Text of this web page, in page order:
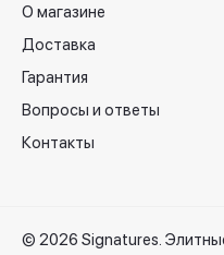
О магазине
Доставка
Гарантия
Вопросы и ответы
Контакты
© 2026 Signatures.